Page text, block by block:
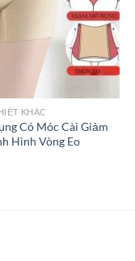
KHÁC
Có Móc Cài Giảm
Hình Vòng Eo